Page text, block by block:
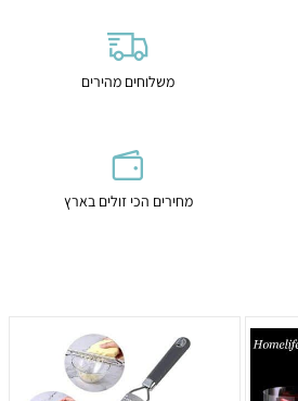
משלוחים מהירים
מחירים הכי זולים בארץ